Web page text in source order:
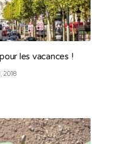
les vacances !
2018